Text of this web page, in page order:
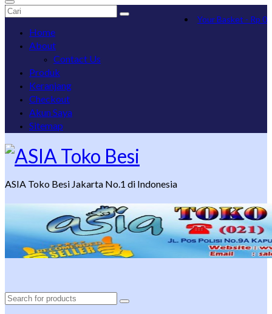
Your Basket - Rp 0
Search
Home
About
Contact Us
Produk
Keranjang
Checkout
Akun Saya
Sitemap
ASIA Toko Besi Jakarta No.1 di Indonesia
Search